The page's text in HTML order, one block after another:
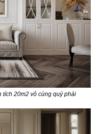
tích 20m2 vô cùng quý phái